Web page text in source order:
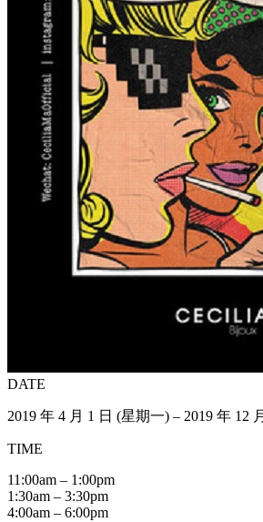
DATE
2019 年 4 月 1 日 (星期一) – 2019 年 12
TIME
11:00am – 1:00pm
1:30am – 3:30pm
4:00am – 6:00pm